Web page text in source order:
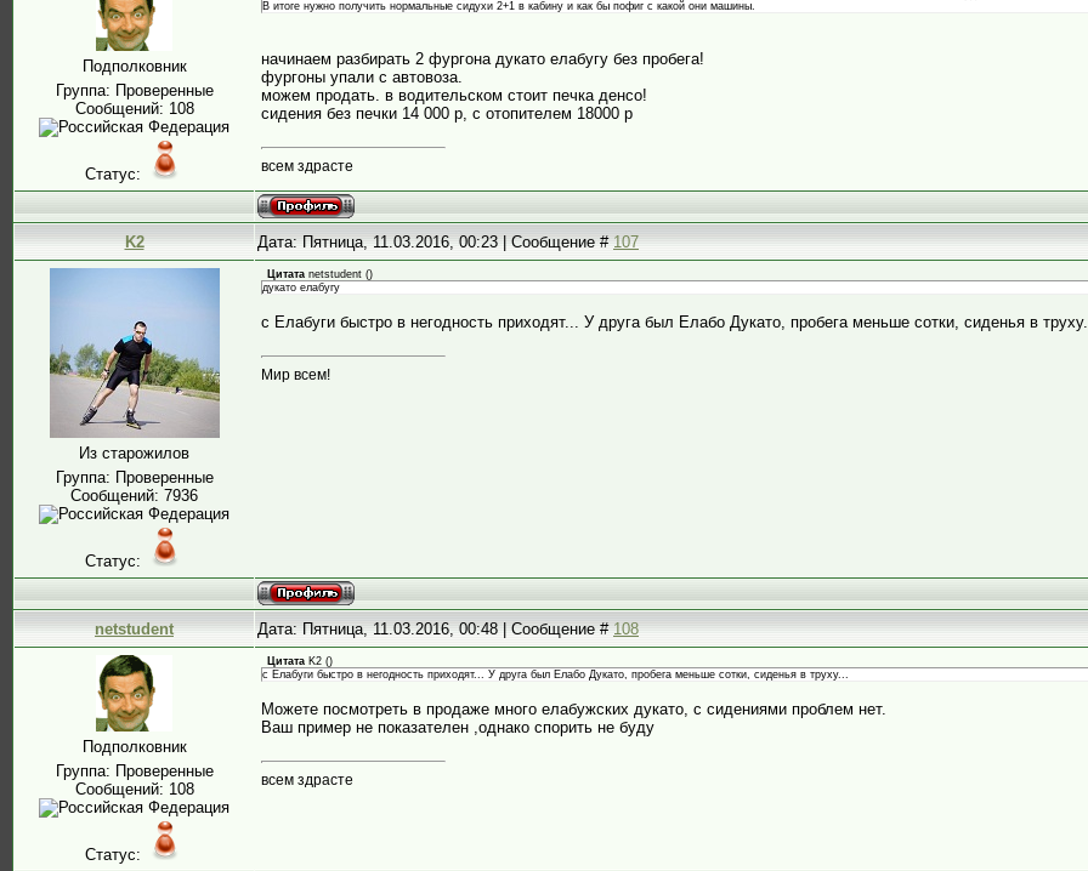
Подполковник
Группа: Проверенные
Сообщений: 108
Статус:
В итоге нужно получить нормальные сидухи 2+1 в кабину и как бы пофиг с какой они машины.
начинаем разбирать 2 фургона дукато елабугу без пробега!
фургоны упали с автовоза.
можем продать. в водительском стоит печка денсо!
сидения без печки 14 000 р, с отопителем 18000 р
всем здрасте
K2 Дата: Пятница, 11.03.2016, 00:23 | Сообщение #107
Из старожилов
Группа: Проверенные
Сообщений: 7936
Статус:
Цитата netstudent ()
дукато елабугу
с Елабуги быстро в негодность приходят... У друга был Елабо Дукато, пробега меньше сотки, сиденья в
Мир всем!
netstudent Дата: Пятница, 11.03.2016, 00:48 | Сообщение #108
Подполковник
Группа: Проверенные
Сообщений: 108
Статус:
Цитата K2 ()
с Елабуги быстро в негодность приходят... У друга был Елабо Дукато, пробега меньше сотки, сиденья в труху...
Можете посмотреть в продаже много елабужских дукато, с сидениями проблем нет.
Ваш пример не показателен ,однако спорить не буду
всем здрасте